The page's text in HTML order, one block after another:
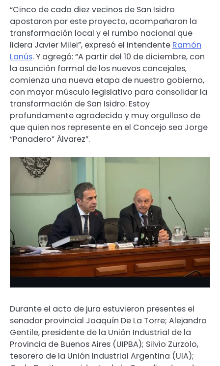
“Cinco de cada diez vecinos de San Isidro
apostaron por este proyecto, acompañaron la
transformación local y el rumbo nacional que
lidera Javier Milei”, expresó el intendente Ramón
Lanús. Y agregó: “A partir del 10 de diciembre, con
la asunción formal de los nuevos concejales,
comienza una nueva etapa de nuestro gobierno,
con mayor músculo legislativo para consolidar la
transformación de San Isidro. Estoy
profundamente agradecido y muy orgulloso de
que quien nos represente en el Concejo sea Jorge
“Panadero” Álvarez”.
Durante el acto de jura estuvieron presentes el
senador provincial Joaquín De La Torre; Alejandro
Gentile, presidente de la Unión Industrial de la
Provincia de Buenos Aires (UIPBA); Silvio Zurzolo,
tesorero de la Unión Industrial Argentina (UIA);